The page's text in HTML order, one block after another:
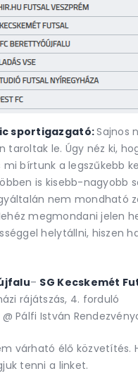
sportigazgató:Sajnos
taroltak le. Úgy néz ki,
mi bírtunk a legszűkebb
is kisebb-nagyobb
nem mondható
megmondani jelen
helytállni, hiszen
– SG Kecskemét
rájátszás, 4. forduló
@ Pálfi István
várható élő közvetítés.
tenni a linket.